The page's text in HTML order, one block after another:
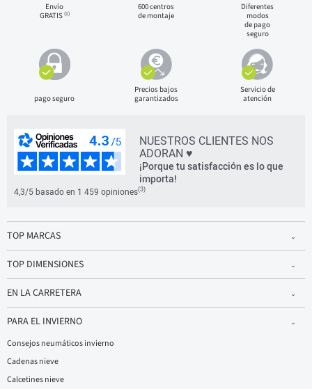
Envío
GRATIS(1)
600 centros
de montaje
Diferentes
modos
de pago
seguro
pago seguro
Precios bajos
garantizados
Servicio de
atención
NUESTROS CLIENTES NOS
ADORAN ♥
¡Porque tu satisfacción es lo que
importa!
4,3/5 basado en 1 459 opiniones(3)
TOP MARCAS
TOP DIMENSIONES
EN LA CARRETERA
PARA EL INVIERNO
Consejos neumáticos invierno
Cadenas nieve
Calcetines nieve